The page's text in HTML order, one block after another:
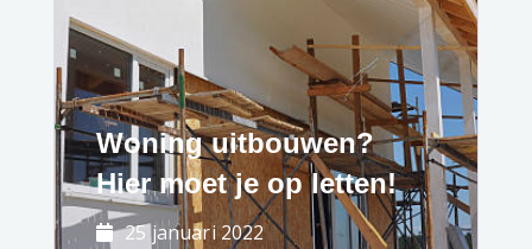
Woning uitbouwen?
Hier moet je op letten!
25 januari 2022